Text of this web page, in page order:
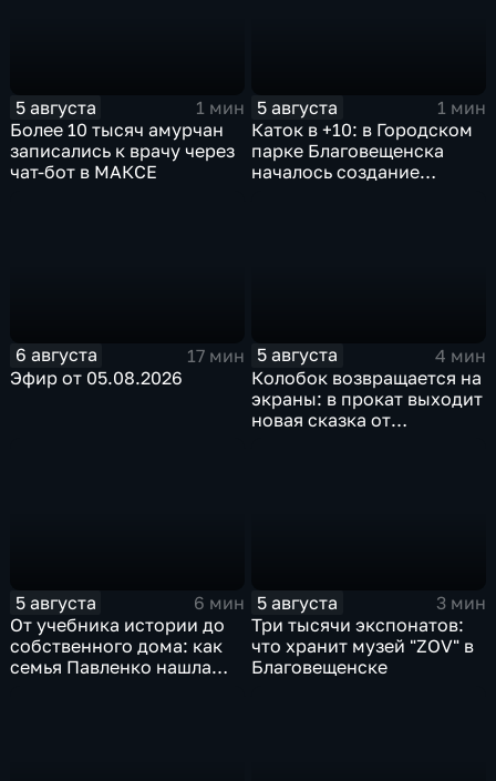
5 августа
1 мин
Более 10 тысяч амурчан
записались к врачу через
чат-бот в МАКСЕ
5 августа
1 мин
Каток в +10: в Городском
парке Благовещенска
началось создание
6 августа
17 мин
Эфир от 05.08.2026
5 августа
4 мин
Колобок возвращается на
экраны: в прокат выходит
новая сказка от
5 августа
6 мин
От учебника истории до
собственного дома: как
семья Павленко нашла
5 августа
3 мин
Три тысячи экспонатов:
что хранит музей "ZOV" в
Благовещенске